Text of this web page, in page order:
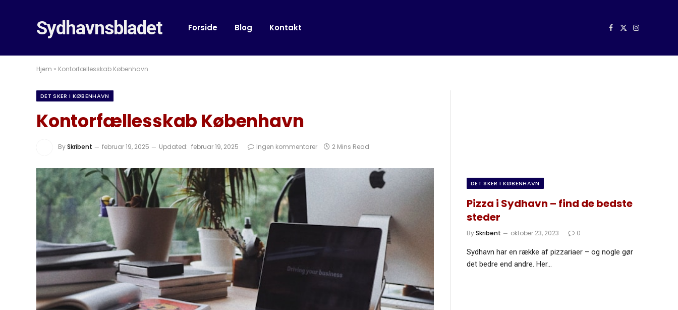
Sydhavnsbladet Forside Blog Kontakt Facebook
X
Instagram
Hjem » Kontorfællesskab København
DET SKER I KØBENHAVN
Kontorfællesskab København
BySkribent februar 19, 2025 Updated: februar 19, 2025 Ingen kommentarer 2 Mins Read
DET SKER I KØBENHAVN
Pizza i Sydhavn – find de bedste
steder
BySkribent oktober 23, 2023 0
Sydhavn har en række af pizzariaer – og nogle gør
det bedre end andre. Her…